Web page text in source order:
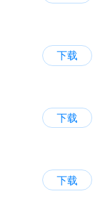
下载
下载
下载